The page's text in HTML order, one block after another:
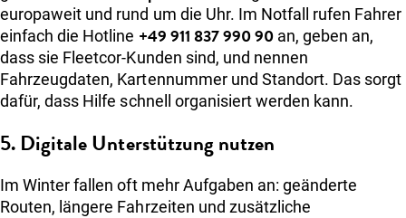
europaweit und rund um die Uhr. Im Notfall rufen Fahrer
einfach die Hotline +49 911 837 990 90 an, geben an,
dass sie Fleetcor-Kunden sind, und nennen
Fahrzeugdaten, Kartennummer und Standort. Das sorgt
dafür, dass Hilfe schnell organisiert werden kann.
5. Digitale Unterstützung nutzen
Im Winter fallen oft mehr Aufgaben an: geänderte
Routen, längere Fahrzeiten und zusätzliche